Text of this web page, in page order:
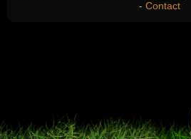
- Contact